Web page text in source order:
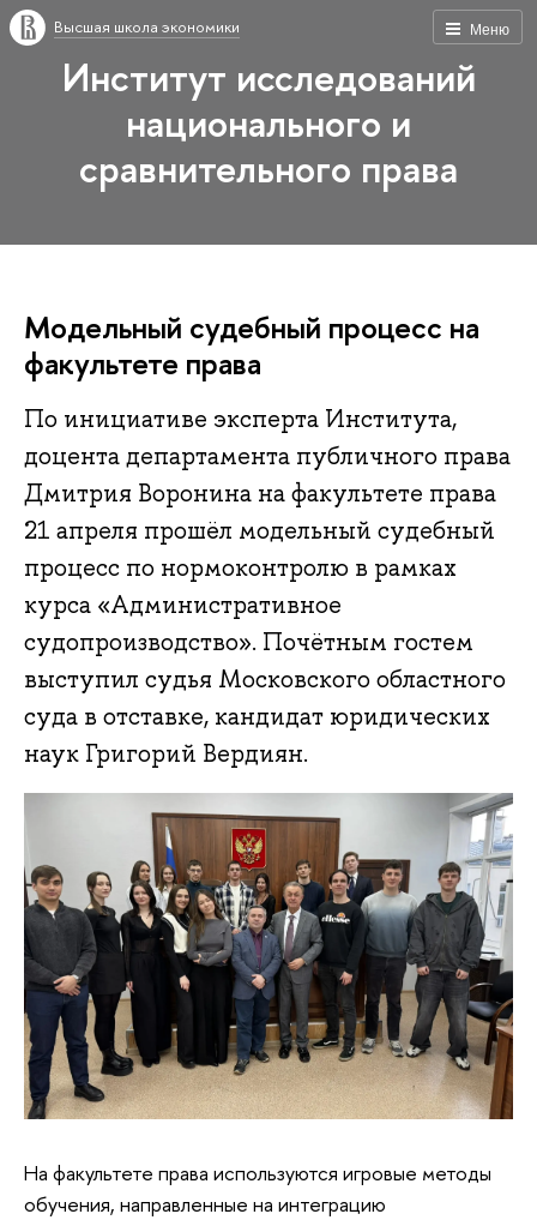
Меню
Высшая школа экономики
Институт исследований
национального и
сравнительного права
Модельный судебный процесс на
факультете права
По инициативе эксперта Института,
доцента департамента публичного права
Дмитрия Воронина на факультете права
21 апреля прошёл модельный судебный
процесс по нормоконтролю в рамках
курса «Административное
судопроизводство». Почётным гостем
выступил судья Московского областного
суда в отставке, кандидат юридических
наук Григорий Вердиян.
На факультете права используются игровые методы
обучения, направленные на интеграцию